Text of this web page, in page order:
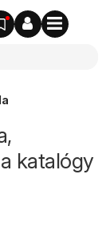
katalógy